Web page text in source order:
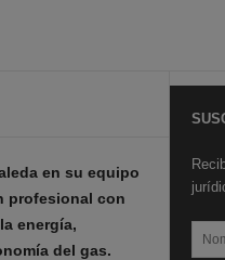
en su equipo
profesional con
energía,
del gas.